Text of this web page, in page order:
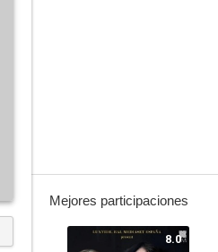
Mejores participaciones
8.0